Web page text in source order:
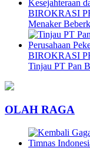
BIROKRASI
Menaker
BIROKRASI
Tinjau PT Pan
OLAH RAGA